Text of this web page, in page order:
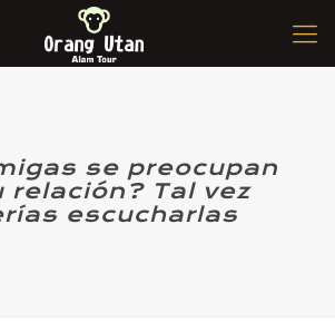
se preocupan
relación? Tal vez
escucharlas